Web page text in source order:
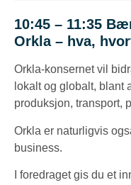
10:45 – 11:35
Orkla – hva,
Orkla-konsernet vil
lokalt og globalt, blant
produksjon, transport,
Orkla er naturligvis
business.
I foredraget gis du et